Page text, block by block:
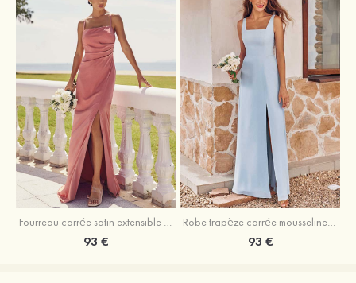
93 € 93 €